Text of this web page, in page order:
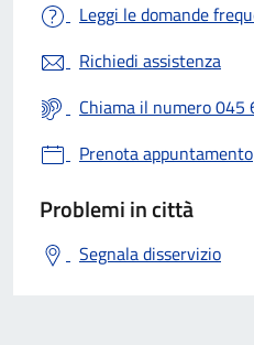
Leggi le domande
Richiedi assistenza
Chiama il numero 045
Prenota appuntamento
Problemi in città
Segnala disservizio